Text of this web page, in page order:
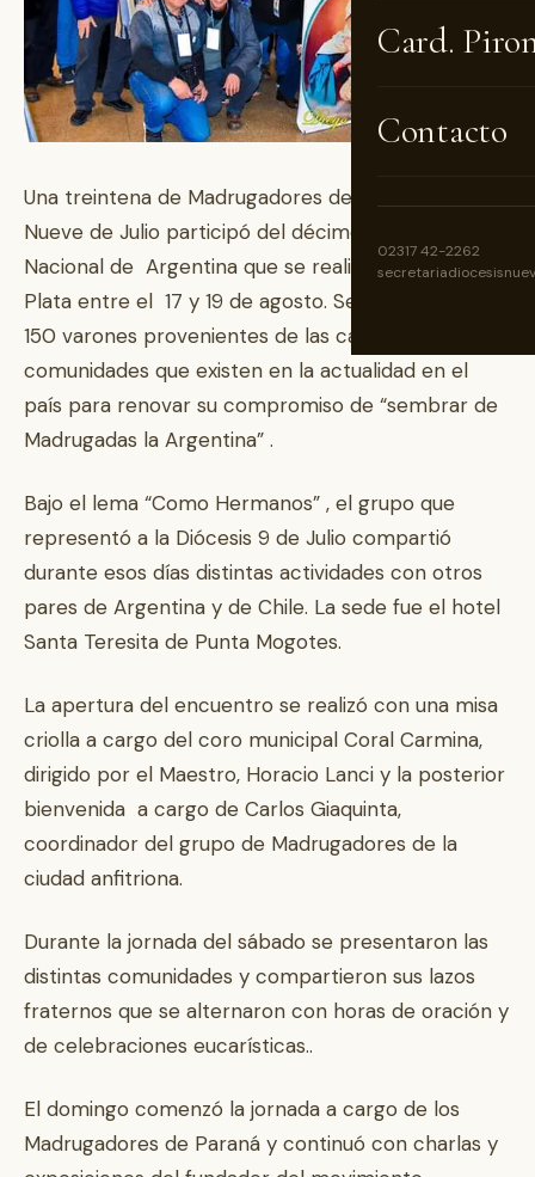
Card.
Contacto
02317 42-2262
Una treintena de Madrugadores de la ciudad de
Nueve de Julio participó del décimo Encuentro
Nacional de Argentina que se realizó en Mar del
Plata entre el 17 y 19 de agosto. Se congregaron
150 varones provenientes de las casi 30
comunidades que existen en la actualidad en el
país para renovar su compromiso de “sembrar de
Madrugadas la Argentina” .
Bajo el lema “Como Hermanos” , el grupo que
representó a la Diócesis 9 de Julio compartió
durante esos días distintas actividades con otros
pares de Argentina y de Chile. La sede fue el hotel
Santa Teresita de Punta Mogotes.
La apertura del encuentro se realizó con una misa
criolla a cargo del coro municipal Coral Carmina,
dirigido por el Maestro, Horacio Lanci y la posterior
bienvenida a cargo de Carlos Giaquinta,
coordinador del grupo de Madrugadores de la
ciudad anfitriona.
Durante la jornada del sábado se presentaron las
distintas comunidades y compartieron sus lazos
fraternos que se alternaron con horas de oración y
de celebraciones eucarísticas..
El domingo comenzó la jornada a cargo de los
Madrugadores de Paraná y continuó con charlas y